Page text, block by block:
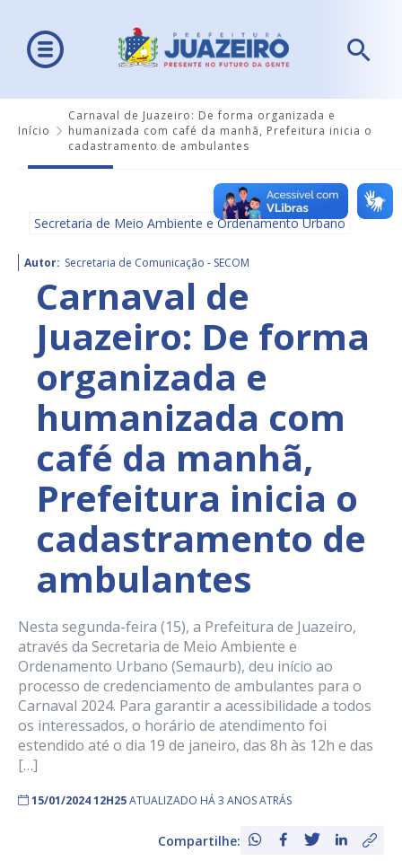
Início
Carnaval de Juazeiro: De forma organizada e
humanizada com café da manhã, Prefeitura inicia o
cadastramento de ambulantes
Secretaria de Meio Ambiente e Ordenamento Urbano
Autor: Secretaria de Comunicação - SECOM
Carnaval de
Juazeiro: De forma
organizada e
humanizada com
café da manhã,
Prefeitura inicia o
cadastramento de
ambulantes
Nesta segunda-feira (15), a Prefeitura de Juazeiro,
através da Secretaria de Meio Ambiente e
Ordenamento Urbano (Semaurb), deu início ao
processo de credenciamento de ambulantes para o
Carnaval 2024. Para garantir a acessibilidade a todos
os interessados, o horário de atendimento foi
estendido até o dia 19 de janeiro, das 8h às 12h e das
[…]
15/01/2024 12H25ATUALIZADO HÁ 3 ANOS ATRÁS
Compartilhe: